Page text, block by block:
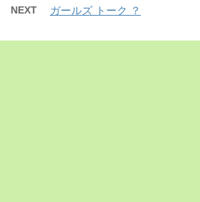
NEXT ガールズ トーク ？